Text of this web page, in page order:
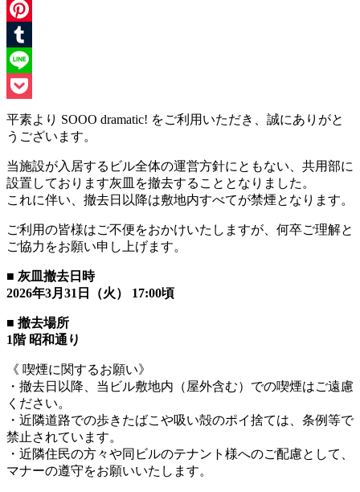
Twitter
Pinterest
Tumblr
Line
Pocket
平素より SOOO dramatic! をご利用いただき、誠にありがと
うございます。
当施設が入居するビル全体の運営方針にともない、共用部に
設置しております灰皿を撤去することとなりました。
これに伴い、撤去日以降は敷地内すべてが禁煙となります。
ご利用の皆様はご不便をおかけいたしますが、何卒ご理解と
ご協力をお願い申し上げます。
■ 灰皿撤去日時
2026年3月31日（火） 17:00頃
■ 撤去場所
1階 昭和通り
《 喫煙に関するお願い》
・撤去日以降、当ビル敷地内（屋外含む）での喫煙はご遠慮
ください。
・近隣道路での歩きたばこや吸い殻のポイ捨ては、条例等で
禁止されています。
・近隣住民の方々や同ビルのテナント様へのご配慮として、
マナーの遵守をお願いいたします。